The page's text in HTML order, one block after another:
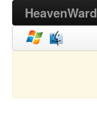
HeavenWard